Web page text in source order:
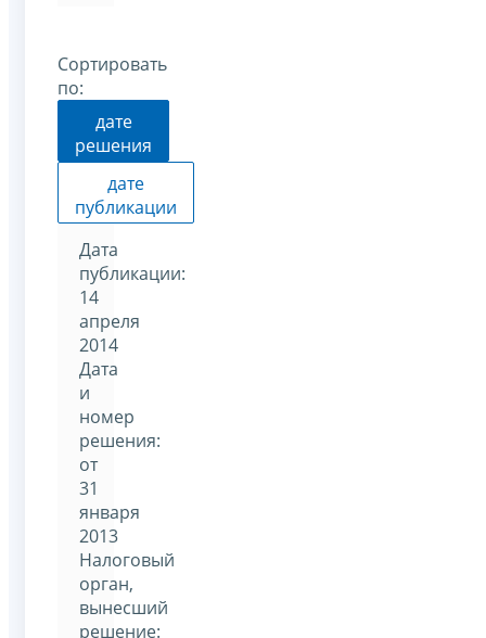
Сортировать
по:
дате
решения
дате
публикации
Дата
публикации:
14
апреля
2014
Дата
и
номер
решения:
от
31
января
2013
Налоговый
орган,
вынесший
решение: